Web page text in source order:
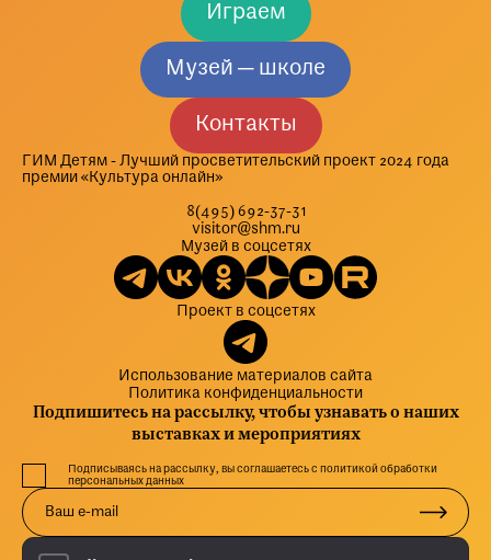
Играем
Музей — школе
Контакты
ГИМ Детям - Лучший просветительский проект 2024 года
премии «Культура онлайн»
8(495) 692-37-31
visitor@shm.ru
Музей в соцсетях
Проект в соцсетях
Использование материалов сайта
Политика конфиденциальности
Подпишитесь на рассылку, чтобы узнавать о наших
выставках и мероприятиях
Подписываясь на рассылку, вы соглашаетесь с политикой обработки
персональных данных